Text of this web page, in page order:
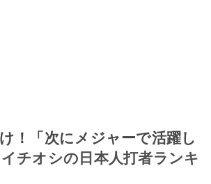
！「次にメジャーで活躍し
チオシの日本人打者ランキ